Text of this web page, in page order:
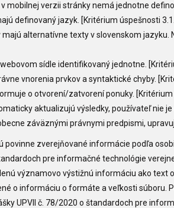
mobilnej verzii stránky nemá jednotne
definovaný jazyk. [Kritérium úspešnosti
majú alternatívne texty v slovenskom
sídle identifikovaný jednotne.
vnorenia prvkov a syntaktické chyby.
o otvorení/zatvorení ponuky.
aktualizujú výsledky, používateľ nie
záväznými právnymi predpismi,
povinne zverejňované informácie podľa
pre informačné technológie
významovo výstižnú informáciu ako text
o informáciu o formáte a veľkosti súboru.
UPVII č. 78/2020 o štandardoch pre